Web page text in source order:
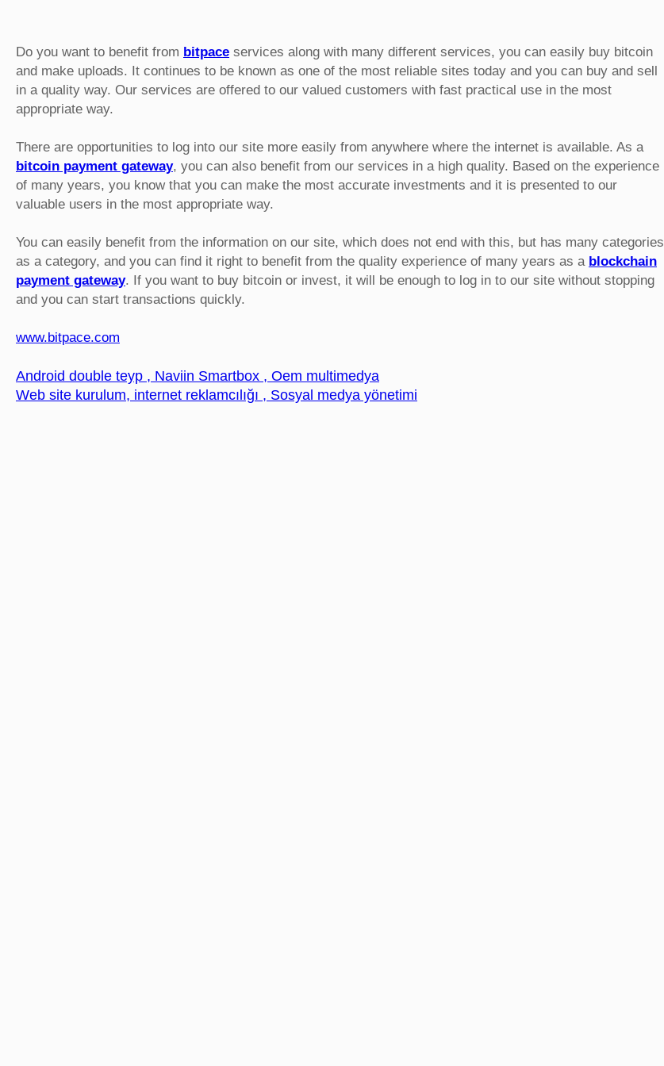
Do you want to benefit from bitpace services along with many different services, you can easily buy bitcoin
and make uploads. It continues to be known as one of the most reliable sites today and you can buy and sell
in a quality way. Our services are offered to our valued customers with fast practical use in the most
appropriate way.
There are opportunities to log into our site more easily from anywhere where the internet is available. As a
bitcoin payment gateway, you can also benefit from our services in a high quality. Based on the experience
of many years, you know that you can make the most accurate investments and it is presented to our
valuable users in the most appropriate way.
You can easily benefit from the information on our site, which does not end with this, but has many categories
as a category, and you can find it right to benefit from the quality experience of many years as a blockchain
payment gateway. If you want to buy bitcoin or invest, it will be enough to log in to our site without stopping
and you can start transactions quickly.
www.bitpace.com
Android double teyp , Naviin Smartbox , Oem multimedya
Web site kurulum, internet reklamcılığı , Sosyal medya yönetimi